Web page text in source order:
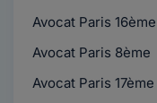
Avocat Paris 16ème
Avocat Paris 8ème
Avocat Paris 17ème